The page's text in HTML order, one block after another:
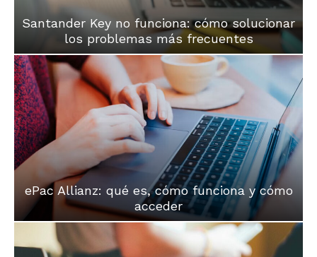
Santander Key no funciona: cómo solucionar
los problemas más frecuentes
ePac Allianz: qué es, cómo funciona y cómo
acceder